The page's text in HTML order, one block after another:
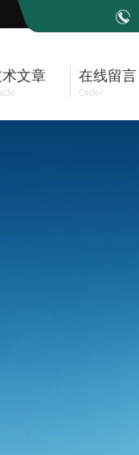
文章 在线留言
Order